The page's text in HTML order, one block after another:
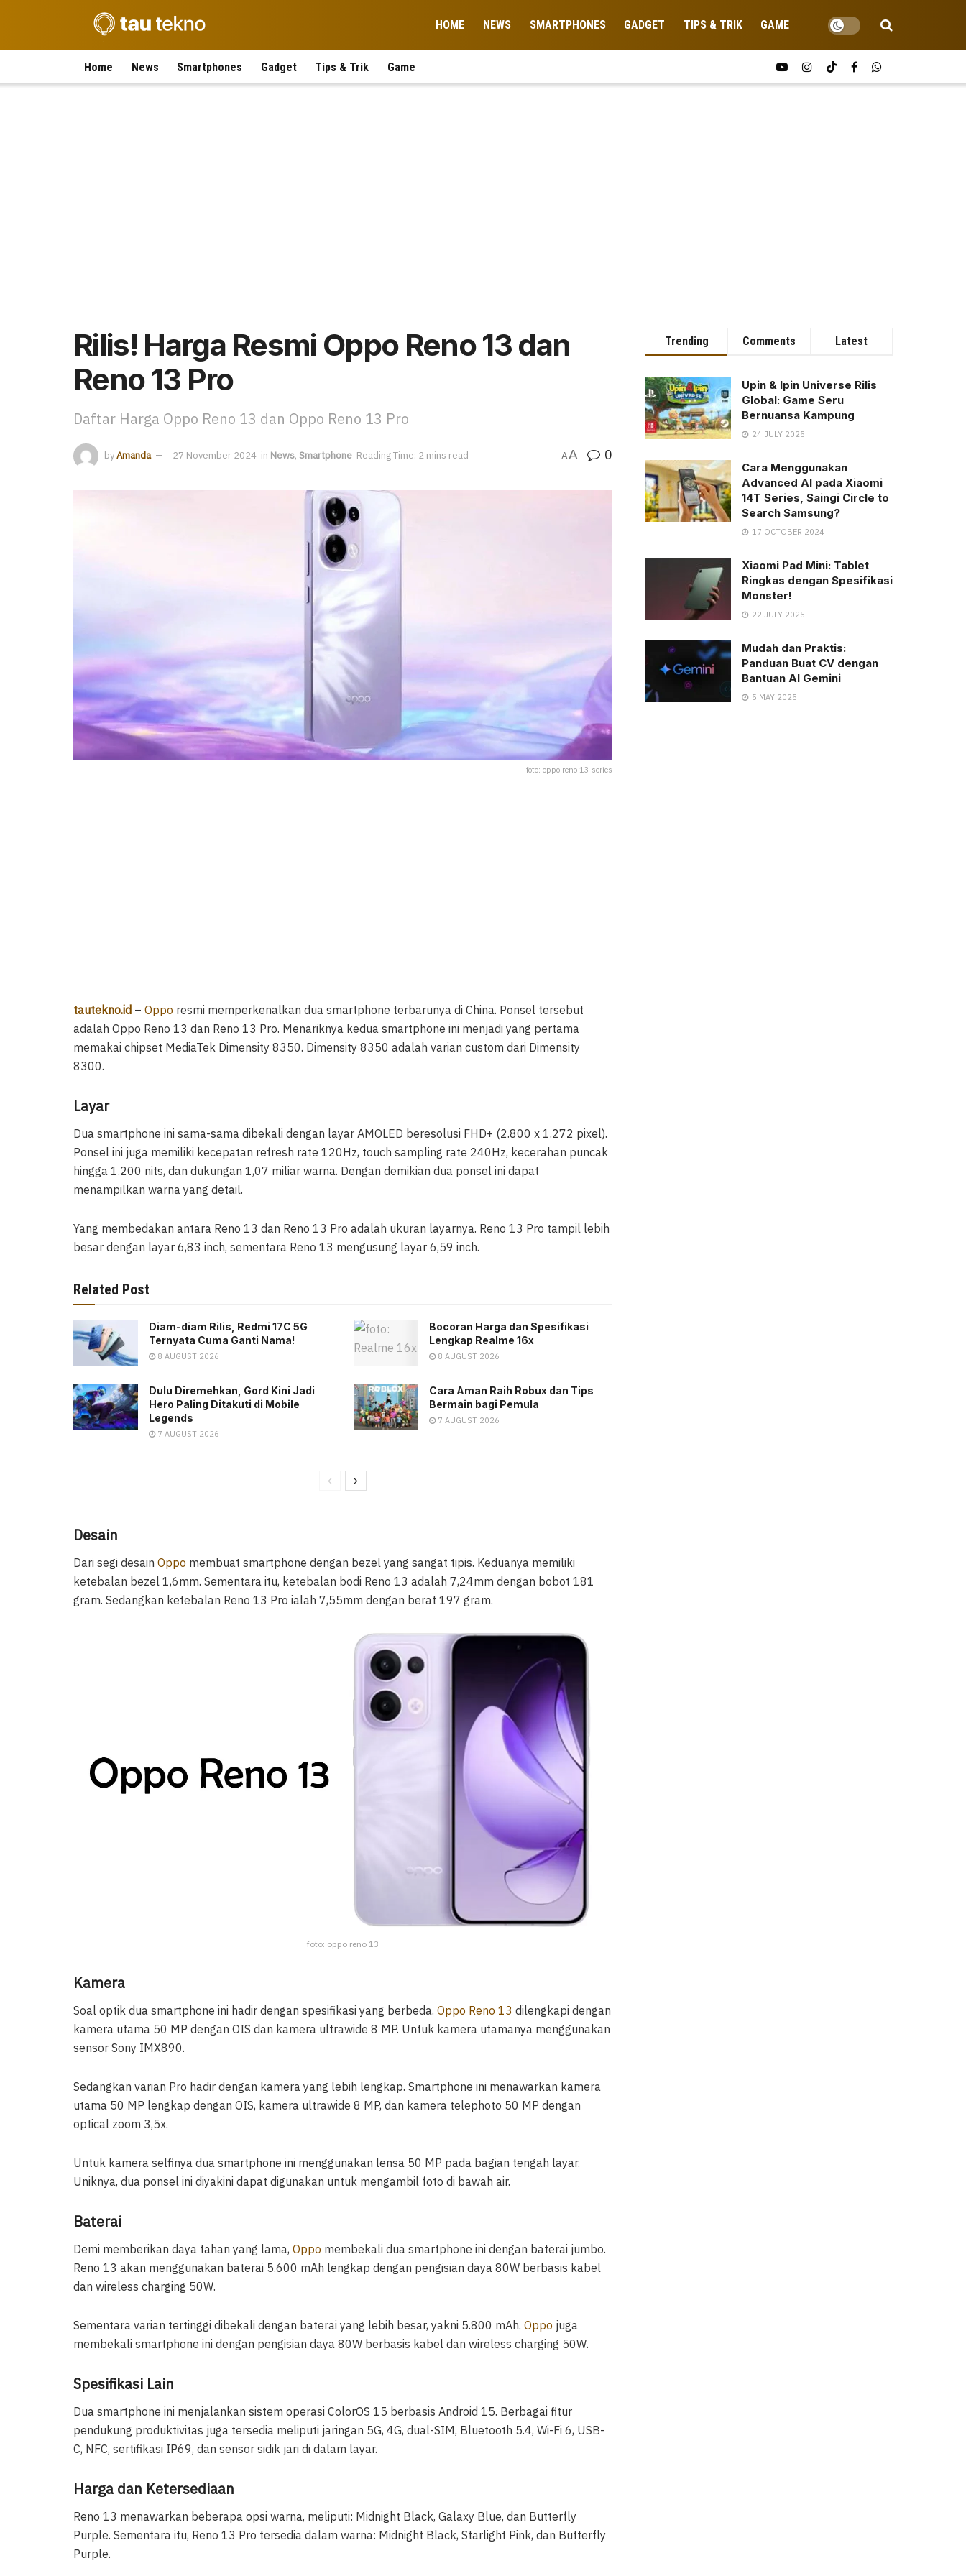
HOME NEWS SMARTPHONES GADGET TIPS & TRIK GAME
Home News Smartphones Gadget Tips & Trik Game
Rilis! Harga Resmi Oppo Reno 13 dan
Reno 13 Pro
Daftar Harga Oppo Reno 13 dan Oppo Reno 13 Pro
byAmanda 27 November 2024 in News, Smartphone Reading Time: 2 mins read AA 0
foto: oppo reno 13 series
tautekno.id – Oppo resmi memperkenalkan dua smartphone terbarunya di China. Ponsel tersebut
adalah Oppo Reno 13 dan Reno 13 Pro. Menariknya kedua smartphone ini menjadi yang pertama
memakai chipset MediaTek Dimensity 8350. Dimensity 8350 adalah varian custom dari Dimensity
8300.
Layar
Dua smartphone ini sama-sama dibekali dengan layar AMOLED beresolusi FHD+ (2.800 x 1.272 pixel).
Ponsel ini juga memiliki kecepatan refresh rate 120Hz, touch sampling rate 240Hz, kecerahan puncak
hingga 1.200 nits, dan dukungan 1,07 miliar warna. Dengan demikian dua ponsel ini dapat
menampilkan warna yang detail.
Yang membedakan antara Reno 13 dan Reno 13 Pro adalah ukuran layarnya. Reno 13 Pro tampil lebih
besar dengan layar 6,83 inch, sementara Reno 13 mengusung layar 6,59 inch.
Related Post
Diam-diam Rilis, Redmi 17C 5G
Ternyata Cuma Ganti Nama!
8 AUGUST 2026
Bocoran Harga dan Spesifikasi
Lengkap Realme 16x
8 AUGUST 2026
Dulu Diremehkan, Gord Kini Jadi
Hero Paling Ditakuti di Mobile
Legends
7 AUGUST 2026
Cara Aman Raih Robux dan Tips
Bermain bagi Pemula
7 AUGUST 2026
Desain
Dari segi desain Oppo membuat smartphone dengan bezel yang sangat tipis. Keduanya memiliki
ketebalan bezel 1,6mm. Sementara itu, ketebalan bodi Reno 13 adalah 7,24mm dengan bobot 181
gram. Sedangkan ketebalan Reno 13 Pro ialah 7,55mm dengan berat 197 gram.
foto: oppo reno 13
Kamera
Soal optik dua smartphone ini hadir dengan spesifikasi yang berbeda. Oppo Reno 13 dilengkapi dengan
kamera utama 50 MP dengan OIS dan kamera ultrawide 8 MP. Untuk kamera utamanya menggunakan
sensor Sony IMX890.
Sedangkan varian Pro hadir dengan kamera yang lebih lengkap. Smartphone ini menawarkan kamera
utama 50 MP lengkap dengan OIS, kamera ultrawide 8 MP, dan kamera telephoto 50 MP dengan
optical zoom 3,5x.
Untuk kamera selfinya dua smartphone ini menggunakan lensa 50 MP pada bagian tengah layar.
Uniknya, dua ponsel ini diyakini dapat digunakan untuk mengambil foto di bawah air.
Baterai
Demi memberikan daya tahan yang lama, Oppo membekali dua smartphone ini dengan baterai jumbo.
Reno 13 akan menggunakan baterai 5.600 mAh lengkap dengan pengisian daya 80W berbasis kabel
dan wireless charging 50W.
Sementara varian tertinggi dibekali dengan baterai yang lebih besar, yakni 5.800 mAh. Oppo juga
membekali smartphone ini dengan pengisian daya 80W berbasis kabel dan wireless charging 50W.
Spesifikasi Lain
Dua smartphone ini menjalankan sistem operasi ColorOS 15 berbasis Android 15. Berbagai fitur
pendukung produktivitas juga tersedia meliputi jaringan 5G, 4G, dual-SIM, Bluetooth 5.4, Wi-Fi 6, USB-
C, NFC, sertifikasi IP69, dan sensor sidik jari di dalam layar.
Harga dan Ketersediaan
Reno 13 menawarkan beberapa opsi warna, meliputi: Midnight Black, Galaxy Blue, dan Butterfly
Purple. Sementara itu, Reno 13 Pro tersedia dalam warna: Midnight Black, Starlight Pink, dan Butterfly
Purple.
Trending Comments Latest
Upin & Ipin Universe Rilis
Global: Game Seru
Bernuansa Kampung
24 JULY 2025
Cara Menggunakan
Advanced AI pada Xiaomi
14T Series, Saingi Circle to
Search Samsung?
17 OCTOBER 2024
Xiaomi Pad Mini: Tablet
Ringkas dengan Spesifikasi
Monster!
22 JULY 2025
Mudah dan Praktis:
Panduan Buat CV dengan
Bantuan AI Gemini
5 MAY 2025